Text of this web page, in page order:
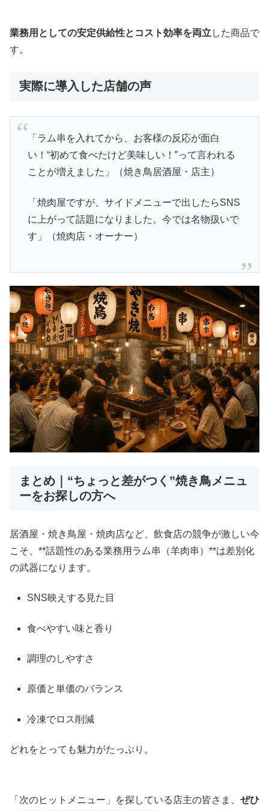
業務用としての安定供給性とコスト効率を両立 した商品で
す。
実際に導入した店舗の声
「ラム串を入れてから、お客様の反応が面白
い！“初めて食べたけど美味しい！”って言われる
ことが増えました」（焼き鳥居酒屋・店主）
「焼肉屋ですが、サイドメニューで出したらSNS
に上がって話題になりました。今では名物扱いで
す」（焼肉店・オーナー）
まとめ｜“ちょっと差がつく”焼き鳥メニュ
ーをお探しの方へ
居酒屋・焼き鳥屋・焼肉店など、飲食店の競争が激しい今
こそ、**話題性のある業務用ラム串（羊肉串）**は差別化
の武器になります。
SNS映えする見た目
食べやすい味と香り
調理のしやすさ
原価と単価のバランス
冷凍でロス削減
どれをとっても魅力がたっぷり。
「次のヒットメニュー」を探している店主の皆さま、 ぜひ